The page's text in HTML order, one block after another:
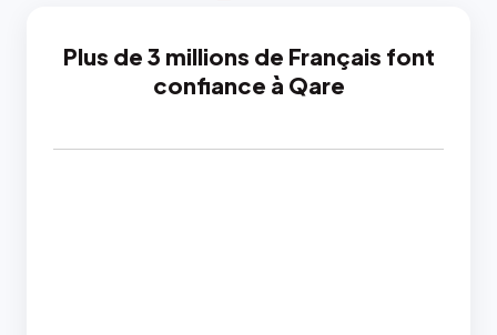
Plus de 3 millions de Français font
confiance à Qare